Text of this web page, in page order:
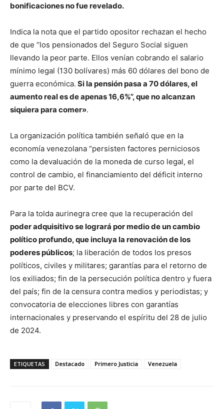
bonificaciones no fue revelado.
Indica la nota que el partido opositor rechazan el hecho
de que “los pensionados del Seguro Social siguen
llevando la peor parte. Ellos venían cobrando el salario
mínimo legal (130 bolívares) más 60 dólares del bono de
guerra económica. Si la pensión pasa a 70 dólares, el
aumento real es de apenas 16,6%”, que no alcanzan
siquiera para comer».
La organización política también señaló que en la
economía venezolana “persisten factores perniciosos
como la devaluación de la moneda de curso legal, el
control de cambio, el financiamiento del déficit interno
por parte del BCV.
Para la tolda aurinegra cree que la recuperación del
poder adquisitivo se logrará por medio de un cambio
político profundo, que incluya la renovación de los
poderes públicos; la liberación de todos los presos
políticos, civiles y militares; garantías para el retorno de
los exiliados; fin de la persecución política dentro y fuera
del país; fin de la censura contra medios y periodistas; y
convocatoria de elecciones libres con garantías
internacionales y preservando el espíritu del 28 de julio
de 2024.
ETIQUETAS Destacado Primero Justicia Venezuela